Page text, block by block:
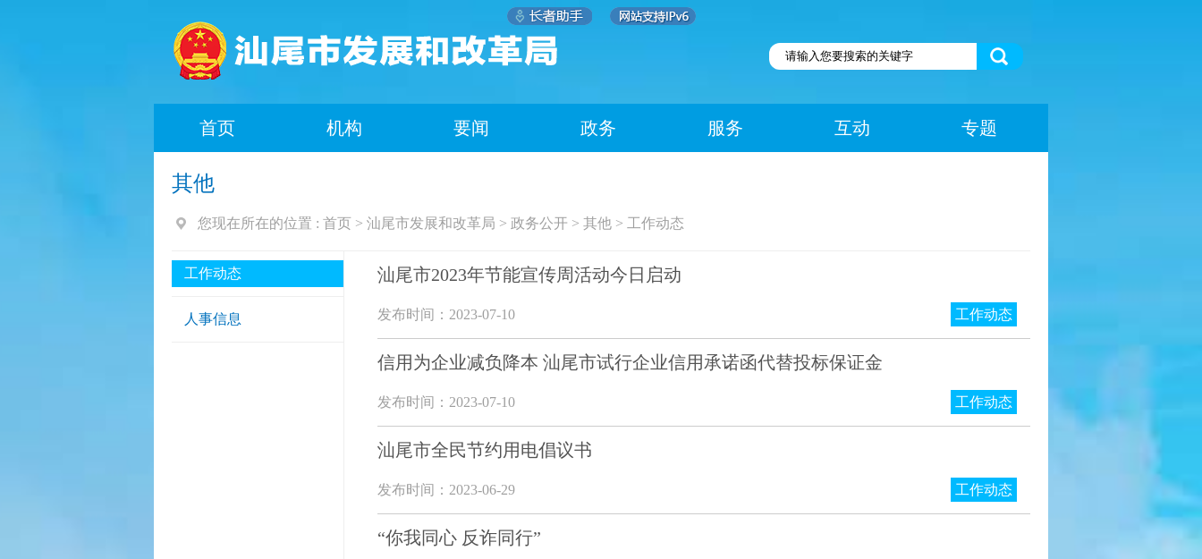
首页 机构 要闻 政务 服务 互动 专题
其他
您现在所在的位置 : 首页 > 汕尾市发展和改革局 > 政务公开 > 其他 > 工作动态
工作动态
人事信息
汕尾市2023年节能宣传周活动今日启动
发布时间：2023-07-10 工作动态
信用为企业减负降本 汕尾市试行企业信用承诺函代替投标保证金
发布时间：2023-07-10 工作动态
汕尾市全民节约用电倡议书
发布时间：2023-06-29 工作动态
“你我同心 反诈同行”